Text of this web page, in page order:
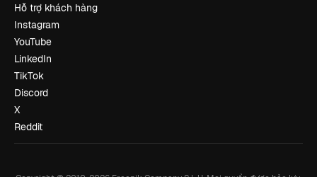
Hỗ trợ khách hàng
Instagram
YouTube
LinkedIn
TikTok
Discord
X
Reddit